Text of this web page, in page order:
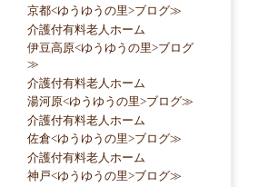
京都<ゆうゆうの里>ブログ≫
介護付有料老人ホーム
伊豆高原<ゆうゆうの里>ブログ
≫
介護付有料老人ホーム
湯河原<ゆうゆうの里>ブログ≫
介護付有料老人ホーム
佐倉<ゆうゆうの里>ブログ≫
介護付有料老人ホーム
神戸<ゆうゆうの里>ブログ≫